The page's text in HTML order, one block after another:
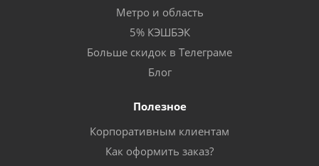
Метро и область
5% КЭШБЭК
Больше скидок в Телеграме
Блог
Полезное
Корпоративным клиентам
Как оформить заказ?